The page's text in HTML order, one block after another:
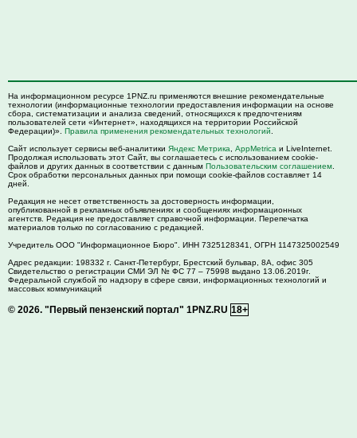
На информационном ресурсе 1PNZ.ru применяются внешние рекомендательные
технологии (информационные технологии предоставления информации на основе
сбора, систематизации и анализа сведений, относящихся к предпочтениям
пользователей сети «Интернет», находящихся на территории Российской
Федерации)». Правила применения рекомендательных технологий
Сайт использует сервисы веб-аналитики Яндекс Метрика AppMetrica и LiveInternet.
Продолжая использовать этот Сайт, вы соглашаетесь с использованием cookie-
файлов и других данных в соответствии с данным Пользовательским соглашением
Срок обработки персональных данных при помощи cookie-файлов составляет 14
дней.
Редакция не несет ответственность за достоверность информации,
опубликованной в рекламных объявлениях и сообщениях информационных
агентств. Редакция не предоставляет справочной информации. Перепечатка
материалов только по согласованию с редакцией.
Учредитель ООО "Информационное Бюро". ИНН 7325128341, ОГРН 1147325002549
Адрес редакции: 198332 г. Санкт-Петербург, Брестский бульвар, 8А, офис 305
Свидетельство о регистрации СМИ ЭЛ № ФС 77 – 75998 выдано 13.06.2019г.
Федеральной службой по надзору в сфере связи, информационных технологий и
массовых коммуникаций
© 2026. "Первый пензенский портал" 1PNZ.RU 18+